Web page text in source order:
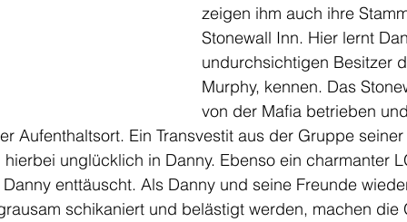
zeigen ihm auch ihre
Stonewall Inn. Hier lernt
undurchsichtigen Besitzer
Murphy, kennen. Das
von der Mafia betrieben
Aufenthaltsort. Ein Transvestit aus der Gruppe
unglücklich in Danny. Ebenso ein charmanter
enttäuscht. Als Danny und seine Freunde
schikaniert und belästigt werden, machen